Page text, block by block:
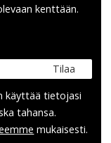
kenttään.
Tilaa
käyttää tietojasi
tahansa.
mukaisesti.